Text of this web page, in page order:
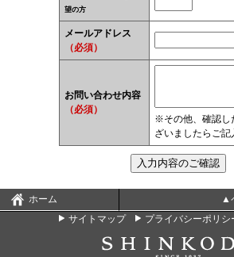
望の方
メールアドレス
（必須）
お問い合わせ内容
（必須）
※その他、確認し
ざいましたらご記
ホーム
▲
サイトマップ
プライバシーポリシ